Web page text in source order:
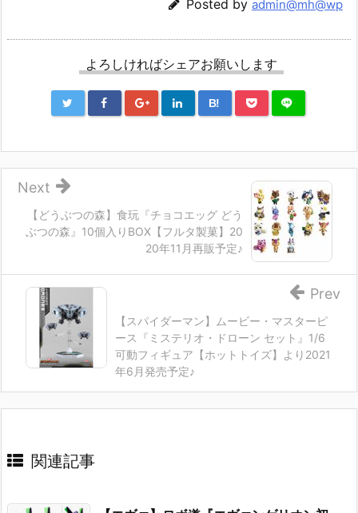
Posted by admin@mh@wp
よろしければシェアお願いします
B!
【どうぶつの森】食玩『チョコエッグ どう
ぶつの森』10個入りBOX【フルタ製菓】20
20年11月再販予定♪
Next
【スパイダーマン】ムービー・マスターピ
ース『ミステリオ・ドローン セット』1/6
可動フィギュア【ホットトイズ】より2021
年6月発売予定♪
Prev
関連記事